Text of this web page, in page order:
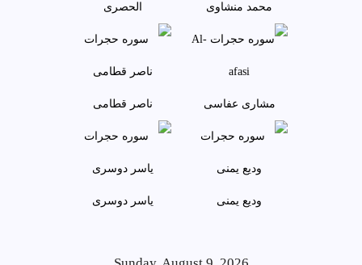
محمد منشاوی الحصری
مشاری عفاسی ناصر قطامی
وديع يمنی ياسر دوسری